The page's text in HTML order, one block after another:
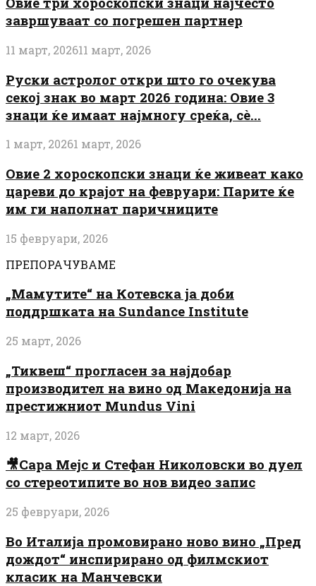
завршуваат со погрешен партнер
11 март, 202611 март, 2026
Руски астролог откри што го очекува
секој знак во март 2026 година: Овие 3
знаци ќе имаат најмногу среќа, сè...
1 март, 20261 март, 2026
Овие 2 хороскопски знаци ќе живеат како
цареви до крајот на февруари: Парите ќе
им ги наполнат паричниците
15 февруари, 2026
ПРЕПОРАЧУВАМЕ
„Мамутите“ на Котевска ја доби
поддршката на Sundance Institute
25 март, 2026
„Тиквеш“ прогласен за најдобар
производител на вино од Македонија на
престижниот Mundus Vini
12 март, 2026
🎥Сара Мејс и Стефан Николовски во дуел
со стереотипите во нов видео запис
25 февруари, 2026
Во Италија промовирано ново вино „Пред
дождот“ инспирирано од филмскиот
класик на Манчевски